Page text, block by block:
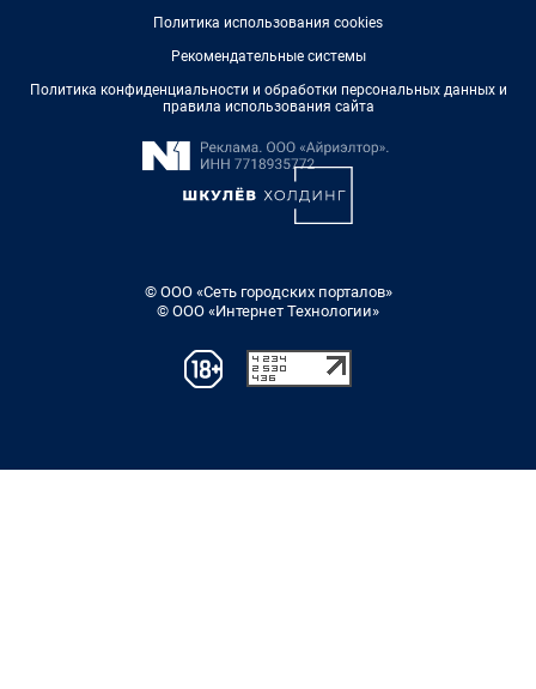
Политика использования cookies
Рекомендательные системы
Политика конфиденциальности и обработки персональных данных и
правила использования сайта
© ООО «Сеть городских порталов»
© ООО «Интернет Технологии»